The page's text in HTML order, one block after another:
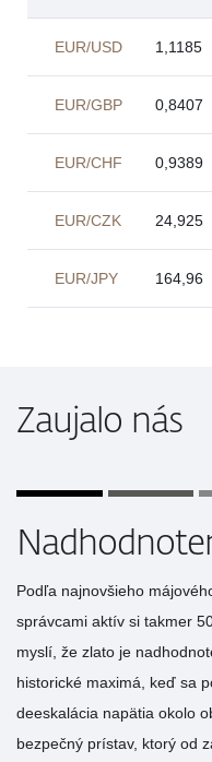
EUR/USD 1,1185
EUR/GBP 0,8407
EUR/CHF 0,9389
EUR/CZK 24,925
EUR/JPY 164,96
Zaujalo nás
Podľa najnovšieho
správcami aktív si takmer
myslí, že zlato je
historické maximá, keď sa
deeskalácia napätia okolo
bezpečný prístav, ktorý od